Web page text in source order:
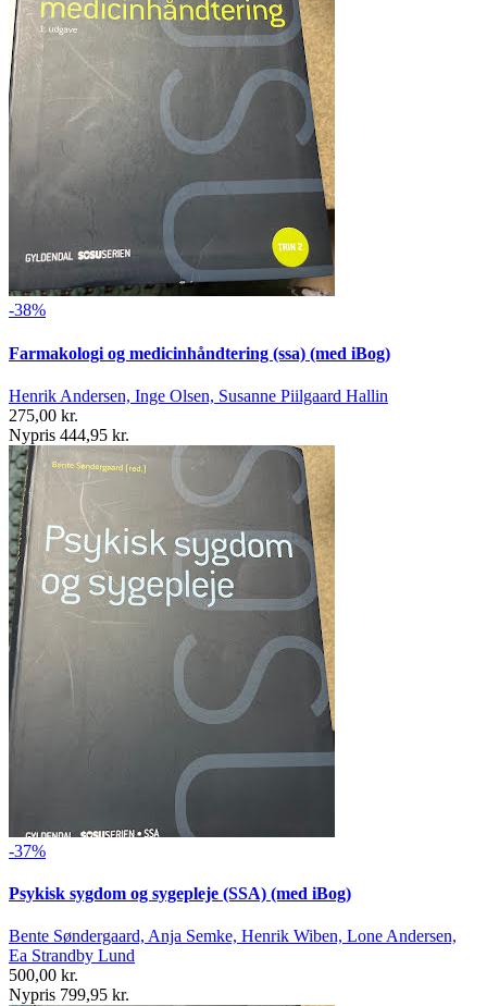
-38%
Farmakologi og medicinhåndtering (ssa) (med iBog)
Henrik Andersen, Inge Olsen, Susanne Piilgaard Hallin
275,00 kr.
Nypris 444,95 kr.
-37%
Psykisk sygdom og sygepleje (SSA) (med iBog)
Bente Søndergaard, Anja Semke, Henrik Wiben, Lone Andersen,
Ea Strandby Lund
500,00 kr.
Nypris 799,95 kr.